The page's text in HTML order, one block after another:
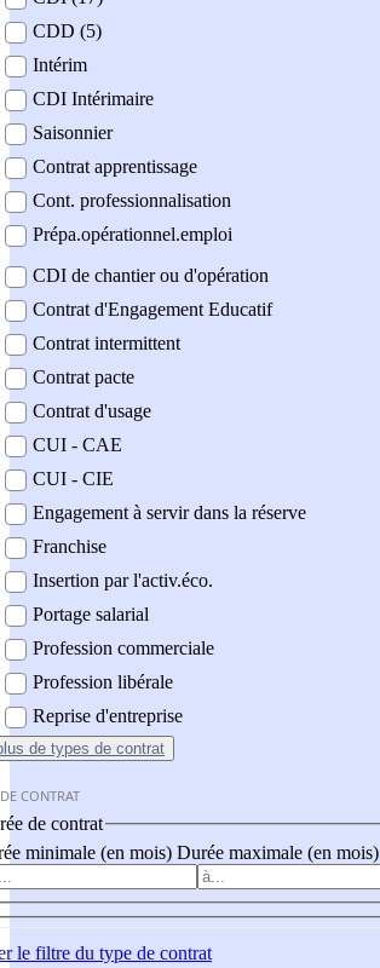
CDD (5)
Intérim
CDI Intérimaire
Saisonnier
Contrat apprentissage
Cont. professionnalisation
Prépa.opérationnel.emploi
CDI de chantier ou d'opération
Contrat d'Engagement Educatif
Contrat intermittent
Contrat pacte
Contrat d'usage
CUI - CAE
CUI - CIE
Engagement à servir dans la réserve
Franchise
Insertion par l'activ.éco.
Portage salarial
Profession commerciale
Profession libérale
Reprise d'entreprise
de types de contrat
CONTRAT
de contrat
minimale (en mois) Durée maximale (en mois)
le filtre du type de contrat